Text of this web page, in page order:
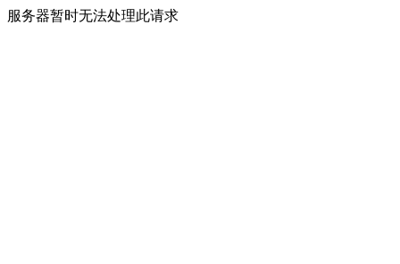
服务器暂时无法处理此请求